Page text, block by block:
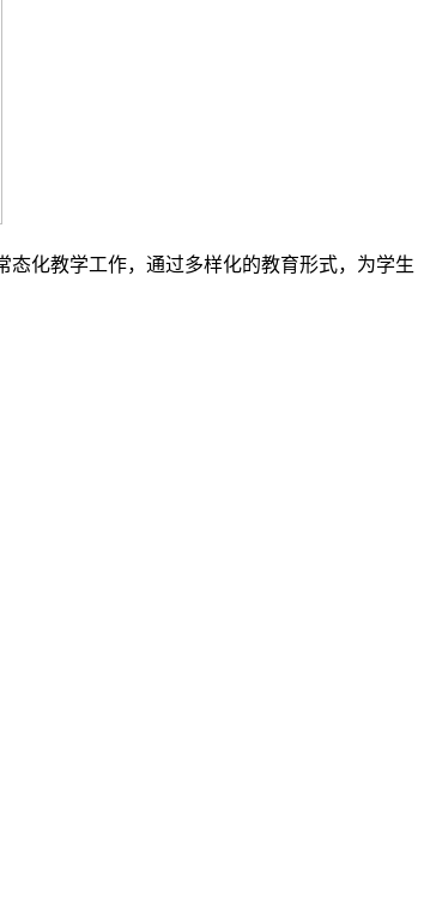
化教学工作，通过多样化的教育形式，为学生